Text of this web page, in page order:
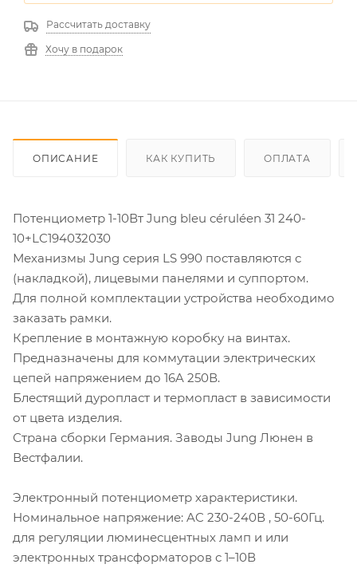
Рассчитать доставку
Хочу в подарок
ОПИСАНИЕ КАК КУПИТЬ ОПЛАТА
Потенциометр 1-10Вт Jung bleu céruléen 31 240-
10+LC194032030
Механизмы Jung серия LS 990 поставляются с
(накладкой), лицевыми панелями и суппортом.
Для полной комплектации устройства необходимо
заказать рамки.
Крепление в монтажную коробку на винтах.
Предназначены для коммутации электрических
цепей напряжением до 16A 250В.
Блестящий дуропласт и термопласт в зависимости
от цвета изделия.
Страна сборки Германия. Заводы Jung Люнен в
Вестфалии.
Электронный потенциометр характеристики.
Номинальное напряжение: AC 230-240В , 50-60Гц.
для регуляции люминесцентных ламп и или
электронных трансформаторов с 1–10В